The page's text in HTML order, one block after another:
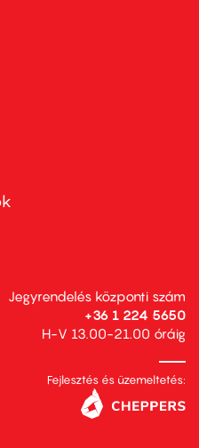
Jegyrendelés központi szám
+36 1 224 5650
H-V 13.00-21.00 óráig
Fejlesztés és üzemeltetés: